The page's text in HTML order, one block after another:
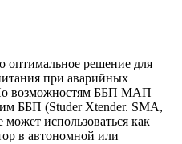
решение для
при аварийных
возможностям ББП МАП
ББП (Studer Xtender. SMA,
использоваться как
в автономной или